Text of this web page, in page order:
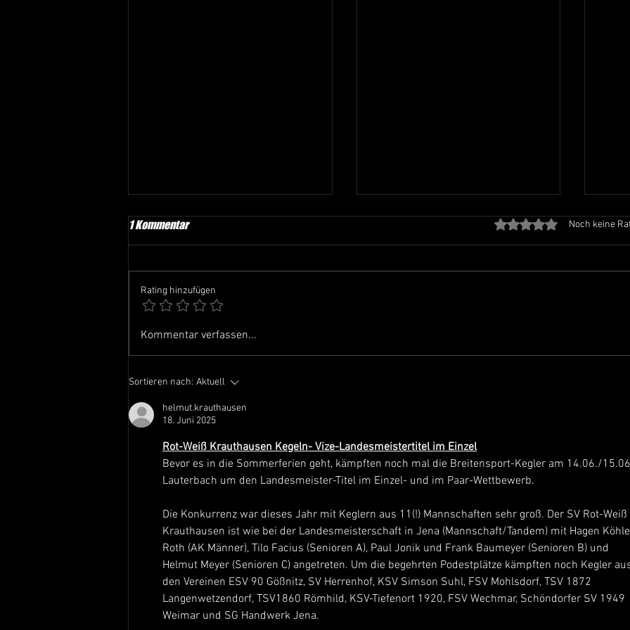
Jahreshauptversammlung 2026
1 Kommentar Mit 0 von 5 Sternen
Noch keine
Rating hinzufügen
Kommentar verfassen...
Sortieren nach: Aktuell
helmut.krauthausen
18. Juni 2025
Rot-Weiß Krauthausen Kegeln- Vize-Landesmeistertitel im Einzel
Bevor es in die Sommerferien geht, kämpften noch mal die Breitensport-Kegler am 14.06./
Lauterbach um den Landesmeister-Titel im Einzel- und im Paar-Wettbewerb.
Die Konkurrenz war dieses Jahr mit Keglern aus 11(!) Mannschaften sehr groß. Der SV Rot-Weiß
Krauthausen ist wie bei der Landesmeisterschaft in Jena (Mannschaft/Tandem) mit Hagen
Roth (AK Männer), Tilo Facius (Senioren A), Paul Jonik und Frank Baumeyer (Senioren B) und
Helmut Meyer (Senioren C) angetreten. Um die begehrten Podestplätze kämpften noch Kegler
den Vereinen ESV 90 Gößnitz, SV Herrenhof, KSV Simson Suhl, FSV Mohlsdorf, TSV 1872
Langenwetzendorf, TSV1860 Römhild, KSV-Tiefenort 1920, FSV Wechmar, Schöndorfer SV 1949
Weimar und SG Handwerk Jena.